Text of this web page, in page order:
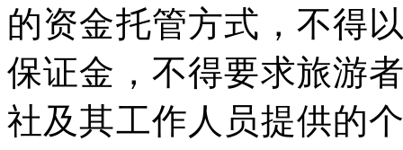
的资金托管方式，不得
保证金，不得要求旅游
社及其工作人员提供的